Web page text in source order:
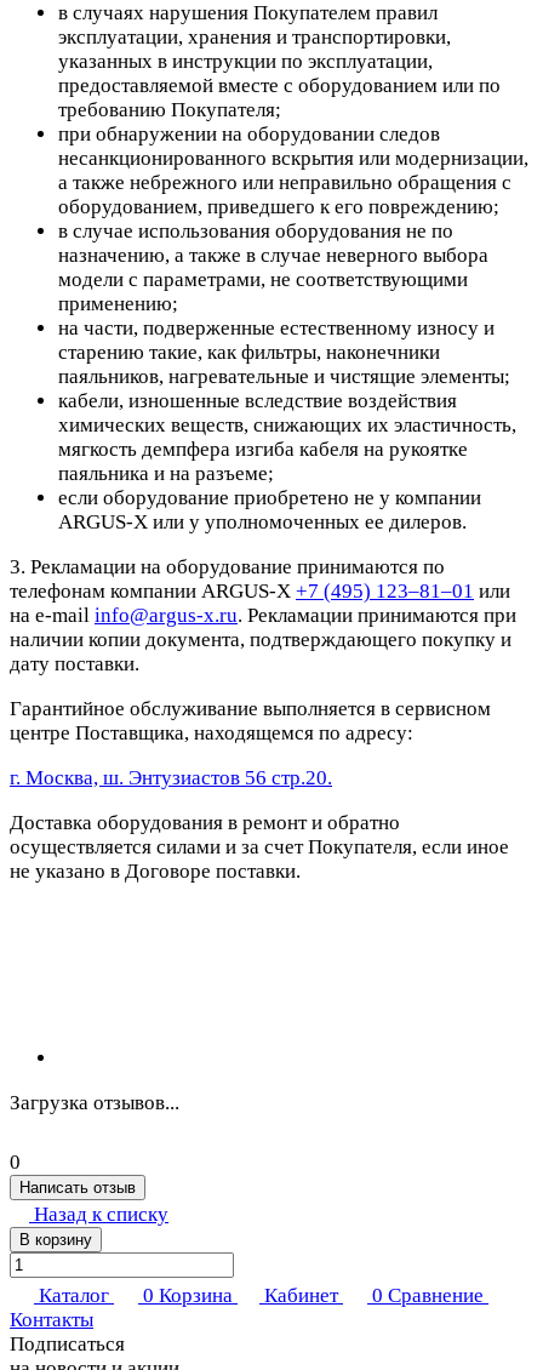
в случаях нарушения Покупателем правил
эксплуатации, хранения и транспортировки,
указанных в инструкции по эксплуатации,
предоставляемой вместе с оборудованием или по
требованию Покупателя;
при обнаружении на оборудовании следов
несанкционированного вскрытия или модернизации,
а также небрежного или неправильно обращения с
оборудованием, приведшего к его повреждению;
в случае использования оборудования не по
назначению, а также в случае неверного выбора
модели с параметрами, не соответствующими
применению;
на части, подверженные естественному износу и
старению такие, как фильтры, наконечники
паяльников, нагревательные и чистящие элементы;
кабели, изношенные вследствие воздействия
химических веществ, снижающих их эластичность,
мягкость демпфера изгиба кабеля на рукоятке
паяльника и на разъеме;
если оборудование приобретено не у компании
ARGUS-X или у уполномоченных ее дилеров.
3. Рекламации на оборудование принимаются по
телефонам компании ARGUS-X +7 (495) 123–81–01 или
на e-mail info@argus-x.ru. Рекламации принимаются при
наличии копии документа, подтверждающего покупку и
дату поставки.
Гарантийное обслуживание выполняется в сервисном
центре Поставщика, находящемся по адресу:
г. Москва, ш. Энтузиастов 56 стр.20.
Доставка оборудования в ремонт и обратно
осуществляется силами и за счет Покупателя, если иное
не указано в Договоре поставки.
Загрузка отзывов...
0
Написать отзыв
Назад к списку
В корзину
Каталог 0 Корзина Кабинет 0 Сравнение
Контакты
Подписаться